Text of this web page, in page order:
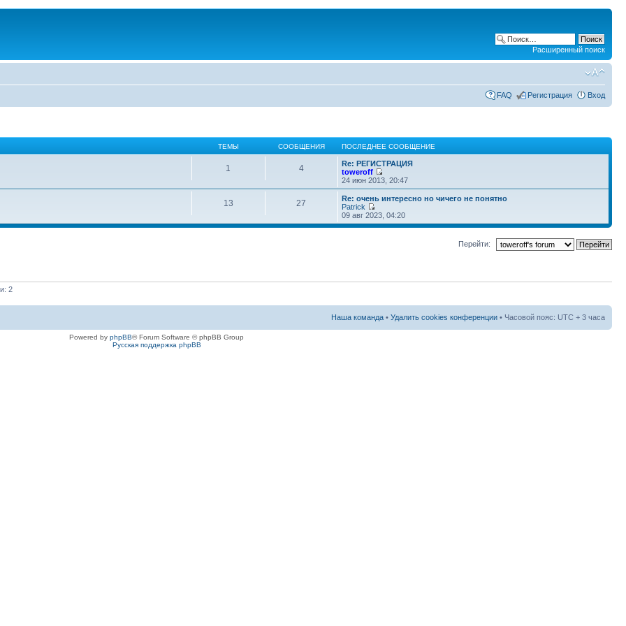
Расширенный поиск
FAQ Регистрация Вход
ТЕМЫ СООБЩЕНИЯ ПОСЛЕДНЕЕ СООБЩЕНИЕ
1 4
Re: РЕГИСТРАЦИЯ
toweroff
24 июн 2013, 20:47
13 27
Re: очень интересно но чичего не понятно
Patrick
09 авг 2023, 04:20
Перейти:
2
Наша команда • Удалить cookies конференции • Часовой пояс: UTC + 3 часа
Powered by phpBB® Forum Software © phpBB Group
Русская поддержка phpBB